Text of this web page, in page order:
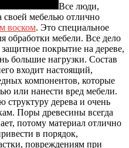
Все люди,
своей мебелью отлично
воском. Это специальное
обработки мебели. Все дело
покрытие на дереве,
большие нагрузки. Состав
входит настоящий,
компонентов, которые
или нанести вред мебели.
дерева и очень
Поры древесины всегда
потому материал отлично
в порядок,
повреждениям при